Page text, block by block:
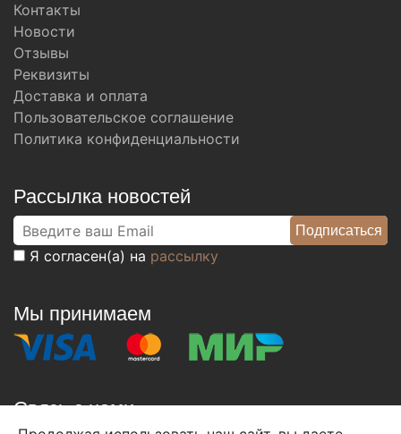
Контакты
Новости
Отзывы
Реквизиты
Доставка и оплата
Пользовательское соглашение
Политика конфиденциальности
Рассылка новостей
Я согласен(а) на рассылку
Мы принимаем
Связь с нами